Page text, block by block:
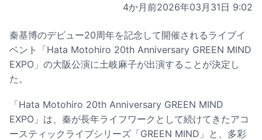
4か月前2026年03月31日 9:02
秦基博のデビュー20周年を記念して開催されるライブイ
ベント「Hata Motohiro 20th Anniversary GREEN MIND
EXPO」の大阪公演に土岐麻子が出演することが決定し
た。
「Hata Motohiro 20th Anniversary GREEN MIND
EXPO」は、秦が長年ライフワークとして続けてきたアコ
ースティックライブシリーズ「GREEN MIND」と、多彩